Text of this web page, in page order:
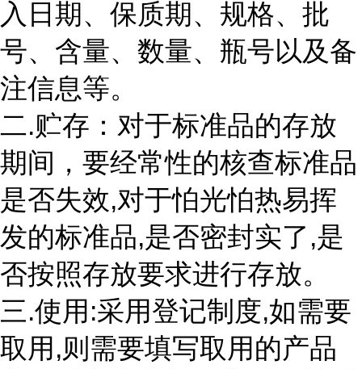
入日期、保质期、规格、批
号、含量、数量、瓶号以及备
注信息等。
二.贮存：对于标准品的存放
期间，要经常性的核查标准品
是否失效,对于怕光怕热易挥
发的标准品,是否密封实了,是
否按照存放要求进行存放。
三.使用:采用登记制度,如需要
取用,则需要填写取用的产品